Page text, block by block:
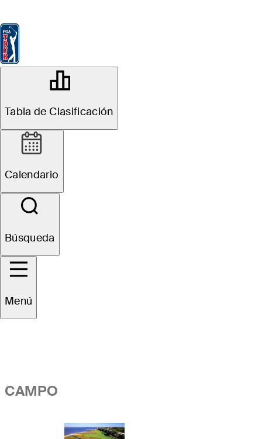
Tabla de Clasificación
Calendario
Búsqueda
Menú
RBC Heritage
Signature Event
Sitio Web
Vistazo general
CAMPO